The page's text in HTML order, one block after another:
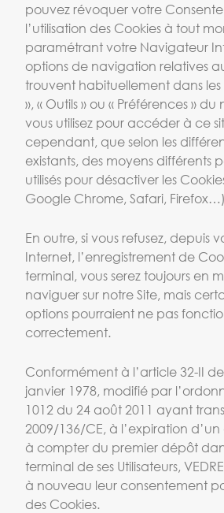
pouvez révoquer votre
l’utilisation des Cookies à tout
paramétrant votre Navigateur
options de navigation relatives
trouvent habituellement dans les
», « Outils » ou « Préférences »
vous utilisez pour accéder à ce
cependant, que selon les
existants, des moyens différents
utilisés pour désactiver les
Google Chrome, Safari,
En outre, si vous refusez, depuis
Internet, l’enregistrement de
terminal, vous serez toujours en
naviguer sur notre Site, mais
options pourraient ne pas
correctement.
Conformément à l’article 32-II
janvier 1978, modifié par
1012 du 24 août 2011 ayant
2009/136/CE, à l’expiration
à compter du premier dépôt
terminal de ses Utilisateurs,
à nouveau leur consentement
des Cookies.